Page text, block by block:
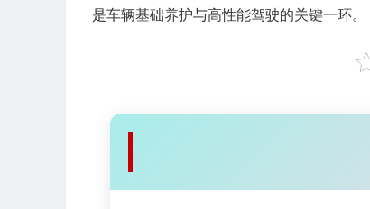
是车辆基础养护与高性能驾驶的关键一环。